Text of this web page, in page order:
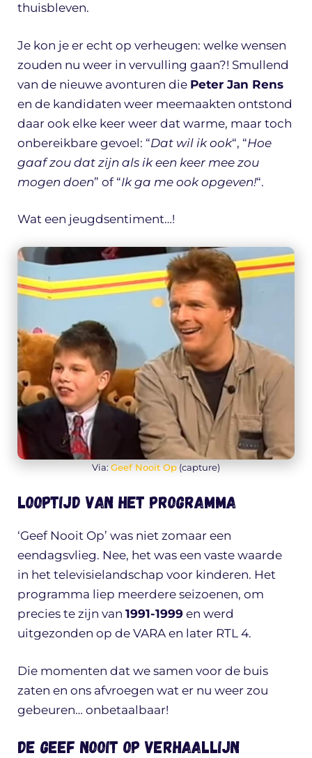
thuisbleven.
Je kon je er echt op verheugen: welke wensen
zouden nu weer in vervulling gaan?! Smullend
van de nieuwe avonturen die Peter Jan Rens
en de kandidaten weer meemaakten ontstond
daar ook elke keer weer dat warme, maar toch
onbereikbare gevoel: “Dat wil ik ook“, “Hoe
gaaf zou dat zijn als ik een keer mee zou
mogen doen” of “Ik ga me ook opgeven!“.
Wat een jeugdsentiment…!
Via: Geef Nooit Op (capture)
Looptijd van het programma
‘Geef Nooit Op’ was niet zomaar een
eendagsvlieg. Nee, het was een vaste waarde
in het televisielandschap voor kinderen. Het
programma liep meerdere seizoenen, om
precies te zijn van 1991-1999 en werd
uitgezonden op de VARA en later RTL 4.
Die momenten dat we samen voor de buis
zaten en ons afvroegen wat er nu weer zou
gebeuren… onbetaalbaar!
De Geef Nooit op verhaallijn